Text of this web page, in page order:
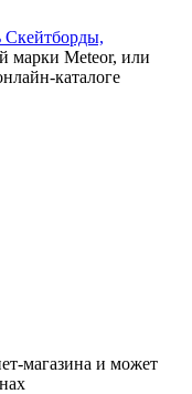
Скейтборды,
марки Meteor, или
каталоге
магазина и может